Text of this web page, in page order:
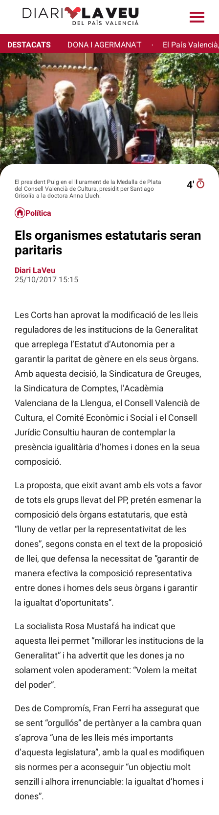
DESTACATS DONA I AGERMANA'T · El País
El president Puig en el lliurament de la Medalla de Plata
del Consell Valencià de Cultura, presidit per Santiago
Grisolía a la doctora Anna Lluch.
4′
Política
Els organismes estatutaris seran
paritaris
Diari LaVeu
25/10/2017 15:15
Les Corts han aprovat la modificació de les lleis
reguladores de les institucions de la Generalitat
que arreplega l’Estatut d’Autonomia per a
garantir la paritat de gènere en els seus òrgans.
Amb aquesta decisió, la Sindicatura de Greuges,
la Sindicatura de Comptes, l’Acadèmia
Valenciana de la Llengua, el Consell Valencià de
Cultura, el Comité Econòmic i Social i el Consell
Jurídic Consultiu hauran de contemplar la
presència igualitària d’homes i dones en la seua
composició.
La proposta, que eixit avant amb els vots a favor
de tots els grups llevat del PP, pretén esmenar la
composició dels òrgans estatutaris, que està
“lluny de vetlar per la representativitat de les
dones”, segons consta en el text de la proposició
de llei, que defensa la necessitat de “garantir de
manera efectiva la composició representativa
entre dones i homes dels seus òrgans i garantir
la igualtat d’oportunitats”.
La socialista Rosa Mustafá ha indicat que
aquesta llei permet “millorar les institucions de la
Generalitat” i ha advertit que les dones ja no
solament volen apoderament: “Volem la meitat
del poder”.
Des de Compromís, Fran Ferri ha assegurat que
se sent “orgullós” de pertànyer a la cambra quan
s’aprova “una de les lleis més importants
d’aquesta legislatura”, amb la qual es modifiquen
sis normes per a aconseguir “un objectiu molt
senzill i alhora irrenunciable: la igualtat d’homes i
dones”.